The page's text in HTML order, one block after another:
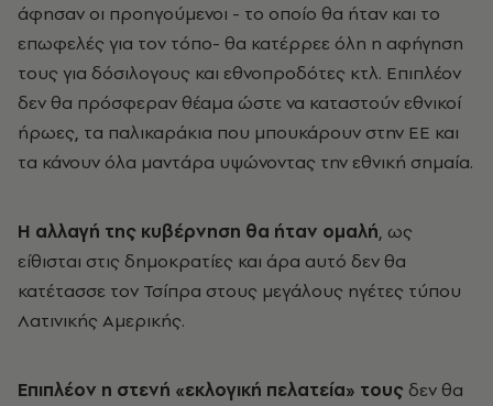
άφησαν οι προηγούμενοι - το οποίο θα ήταν και το
επωφελές για τον τόπο- θα κατέρρεε όλη η αφήγηση
τους για δόσιλογους και εθνοπροδότες κτλ. Επιπλέον
δεν θα πρόσφεραν θέαμα ώστε να καταστούν εθνικοί
ήρωες, τα παλικαράκια που μπουκάρουν στην ΕΕ και
τα κάνουν όλα μαντάρα υψώνοντας την εθνική σημαία.
Η αλλαγή της κυβέρνηση θα ήταν ομαλή, ως
είθισται στις δημοκρατίες και άρα αυτό δεν θα
κατέτασσε τον Τσίπρα στους μεγάλους ηγέτες τύπου
Λατινικής Αμερικής.
Επιπλέον η στενή «εκλογική πελατεία» τους δεν θα